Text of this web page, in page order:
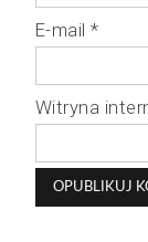
E-mail*
Witryna